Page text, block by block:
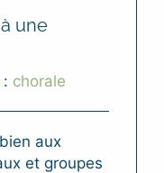
une
chorale
aux
et groupes